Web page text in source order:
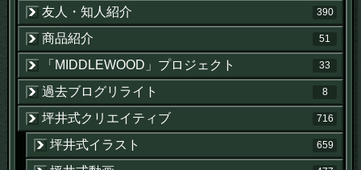
友人・知人紹介 390
商品紹介 51
「MIDDLEWOOD」プロジェクト 33
過去ブログリライト 8
坪井式クリエイティブ 716
坪井式イラスト 659